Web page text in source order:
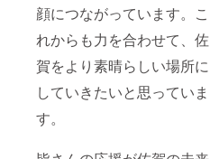
顔につながっています。こ
れからも力を合わせて、佐
賀をより素晴らしい場所に
していきたいと思っていま
す。